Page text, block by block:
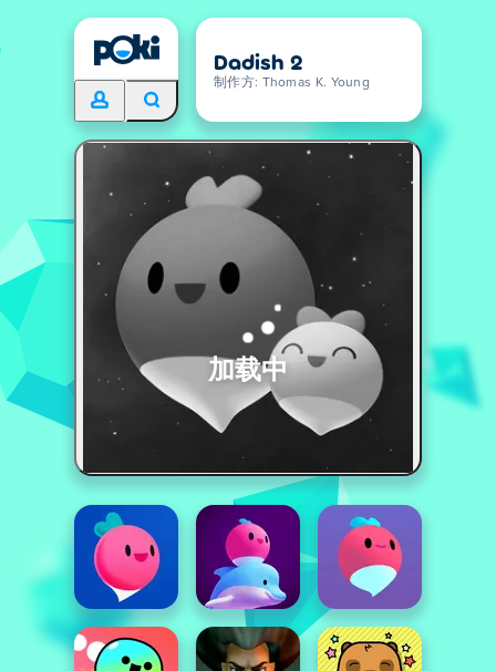
Dadish 2
制作方: Thomas K. Young
加载中